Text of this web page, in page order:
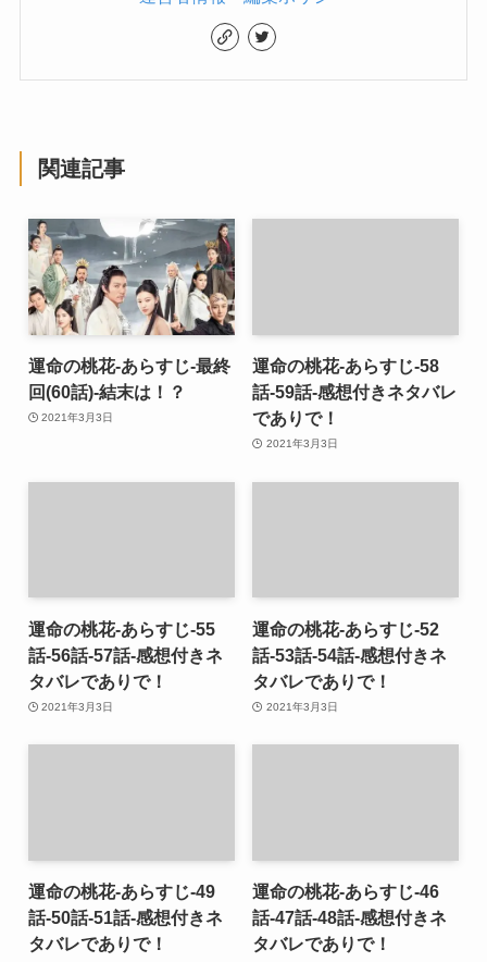
関連記事
運命の桃花-あらすじ-最終
回(60話)-結末は！？
2021年3月3日
運命の桃花-あらすじ-58
話-59話-感想付きネタバレ
でありで！
2021年3月3日
運命の桃花-あらすじ-55
話-56話-57話-感想付きネ
タバレでありで！
2021年3月3日
運命の桃花-あらすじ-52
話-53話-54話-感想付きネ
タバレでありで！
2021年3月3日
運命の桃花-あらすじ-49
話-50話-51話-感想付きネ
タバレでありで！
運命の桃花-あらすじ-46
話-47話-48話-感想付きネ
タバレでありで！